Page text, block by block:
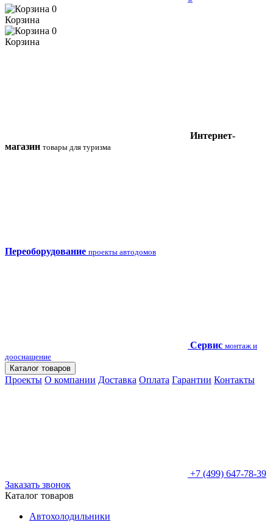
0
Корзина
0
Корзина
Интернет-
магазин товары для туризма
Переоборудование проекты автодомов
Сервис монтаж и
дооснащение
Каталог товаров
Проекты О компании Доставка Оплата Гарантии Контакты
+7 (499) 647-78-39
Заказать звонок
Каталог товаров
Автохолодильники